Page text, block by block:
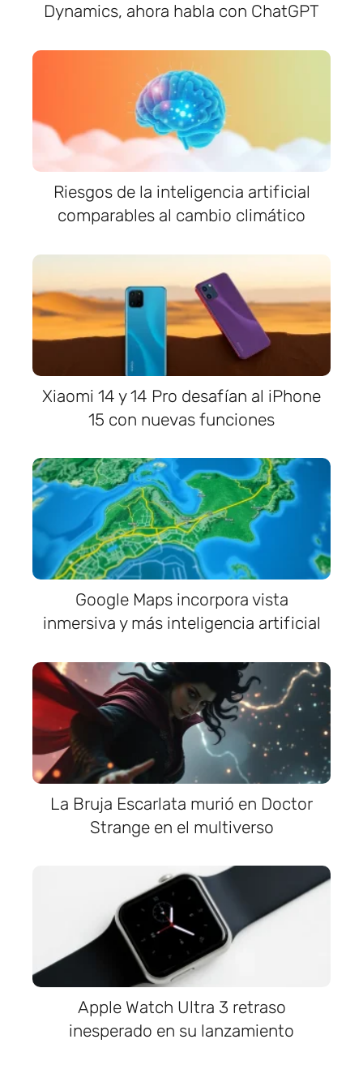
Dynamics, ahora habla con ChatGPT
Riesgos de la inteligencia artificial
comparables al cambio climático
Xiaomi 14 y 14 Pro desafían al iPhone
15 con nuevas funciones
Google Maps incorpora vista
inmersiva y más inteligencia artificial
La Bruja Escarlata murió en Doctor
Strange en el multiverso
Apple Watch Ultra 3 retraso
inesperado en su lanzamiento